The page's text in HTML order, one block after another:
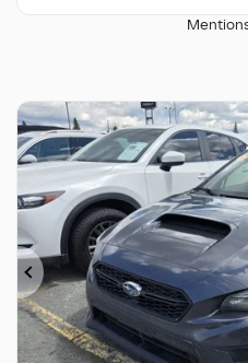
Précédent